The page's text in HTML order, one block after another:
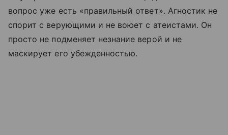
вопрос уже есть «правильный ответ». Агностик не
спорит с верующими и не воюет с атеистами. Он
просто не подменяет незнание верой и не
маскирует его убежденностью.